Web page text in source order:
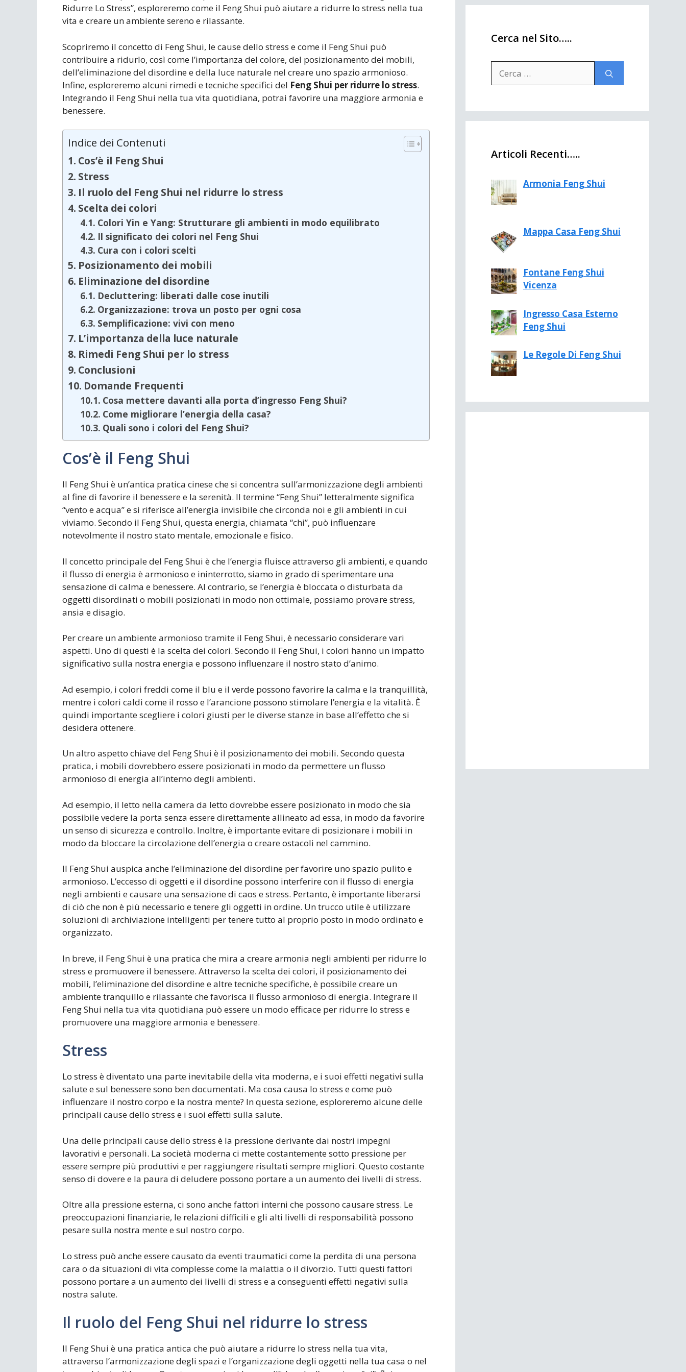
Ridurre Lo Stress”, esploreremo come il Feng Shui può aiutare a ridurre lo stress nella tua
vita e creare un ambiente sereno e rilassante.
Scopriremo il concetto di Feng Shui, le cause dello stress e come il Feng Shui può
contribuire a ridurlo, così come l’importanza del colore, del posizionamento dei mobili,
dell’eliminazione del disordine e della luce naturale nel creare uno spazio armonioso.
Infine, esploreremo alcuni rimedi e tecniche specifici del Feng Shui per ridurre lo stress.
Integrando il Feng Shui nella tua vita quotidiana, potrai favorire una maggiore armonia e
benessere.
Indice dei Contenuti
Cos’è il Feng Shui
Stress
Il ruolo del Feng Shui nel ridurre lo stress
Scelta dei colori
Colori Yin e Yang: Strutturare gli ambienti in modo equilibrato
Il significato dei colori nel Feng Shui
Cura con i colori scelti
Posizionamento dei mobili
Eliminazione del disordine
Decluttering: liberati dalle cose inutili
Organizzazione: trova un posto per ogni cosa
Semplificazione: vivi con meno
L’importanza della luce naturale
Rimedi Feng Shui per lo stress
Conclusioni
Domande Frequenti
Cosa mettere davanti alla porta d’ingresso Feng Shui?
Come migliorare l’energia della casa?
Quali sono i colori del Feng Shui?
Cos’è il Feng Shui
Il Feng Shui è un’antica pratica cinese che si concentra sull’armonizzazione degli ambienti
al fine di favorire il benessere e la serenità. Il termine “Feng Shui” letteralmente significa
“vento e acqua” e si riferisce all’energia invisibile che circonda noi e gli ambienti in cui
viviamo. Secondo il Feng Shui, questa energia, chiamata “chi”, può influenzare
notevolmente il nostro stato mentale, emozionale e fisico.
Il concetto principale del Feng Shui è che l’energia fluisce attraverso gli ambienti, e quando
il flusso di energia è armonioso e ininterrotto, siamo in grado di sperimentare una
sensazione di calma e benessere. Al contrario, se l’energia è bloccata o disturbata da
oggetti disordinati o mobili posizionati in modo non ottimale, possiamo provare stress,
ansia e disagio.
Per creare un ambiente armonioso tramite il Feng Shui, è necessario considerare vari
aspetti. Uno di questi è la scelta dei colori. Secondo il Feng Shui, i colori hanno un impatto
significativo sulla nostra energia e possono influenzare il nostro stato d’animo.
Ad esempio, i colori freddi come il blu e il verde possono favorire la calma e la tranquillità,
mentre i colori caldi come il rosso e l’arancione possono stimolare l’energia e la vitalità. È
quindi importante scegliere i colori giusti per le diverse stanze in base all’effetto che si
desidera ottenere.
Un altro aspetto chiave del Feng Shui è il posizionamento dei mobili. Secondo questa
pratica, i mobili dovrebbero essere posizionati in modo da permettere un flusso
armonioso di energia all’interno degli ambienti.
Ad esempio, il letto nella camera da letto dovrebbe essere posizionato in modo che sia
possibile vedere la porta senza essere direttamente allineato ad essa, in modo da favorire
un senso di sicurezza e controllo. Inoltre, è importante evitare di posizionare i mobili in
modo da bloccare la circolazione dell’energia o creare ostacoli nel cammino.
Il Feng Shui auspica anche l’eliminazione del disordine per favorire uno spazio pulito e
armonioso. L’eccesso di oggetti e il disordine possono interferire con il flusso di energia
negli ambienti e causare una sensazione di caos e stress. Pertanto, è importante liberarsi
di ciò che non è più necessario e tenere gli oggetti in ordine. Un trucco utile è utilizzare
soluzioni di archiviazione intelligenti per tenere tutto al proprio posto in modo ordinato e
organizzato.
In breve, il Feng Shui è una pratica che mira a creare armonia negli ambienti per ridurre lo
stress e promuovere il benessere. Attraverso la scelta dei colori, il posizionamento dei
mobili, l’eliminazione del disordine e altre tecniche specifiche, è possibile creare un
ambiente tranquillo e rilassante che favorisca il flusso armonioso di energia. Integrare il
Feng Shui nella tua vita quotidiana può essere un modo efficace per ridurre lo stress e
promuovere una maggiore armonia e benessere.
Stress
Lo stress è diventato una parte inevitabile della vita moderna, e i suoi effetti negativi sulla
salute e sul benessere sono ben documentati. Ma cosa causa lo stress e come può
influenzare il nostro corpo e la nostra mente? In questa sezione, esploreremo alcune delle
principali cause dello stress e i suoi effetti sulla salute.
Una delle principali cause dello stress è la pressione derivante dai nostri impegni
lavorativi e personali. La società moderna ci mette costantemente sotto pressione per
essere sempre più produttivi e per raggiungere risultati sempre migliori. Questo costante
senso di dovere e la paura di deludere possono portare a un aumento dei livelli di stress.
Oltre alla pressione esterna, ci sono anche fattori interni che possono causare stress. Le
preoccupazioni finanziarie, le relazioni difficili e gli alti livelli di responsabilità possono
pesare sulla nostra mente e sul nostro corpo.
Lo stress può anche essere causato da eventi traumatici come la perdita di una persona
cara o da situazioni di vita complesse come la malattia o il divorzio. Tutti questi fattori
possono portare a un aumento dei livelli di stress e a conseguenti effetti negativi sulla
nostra salute.
Il ruolo del Feng Shui nel ridurre lo stress
Il Feng Shui è una pratica antica che può aiutare a ridurre lo stress nella tua vita,
attraverso l’armonizzazione degli spazi e l’organizzazione degli oggetti nella tua casa o nel
Cerca nel Sito…..
per:
Articoli Recenti…..
Armonia Feng Shui
Mappa Casa Feng Shui
Fontane Feng Shui
Vicenza
Ingresso Casa Esterno
Feng Shui
Le Regole Di Feng Shui